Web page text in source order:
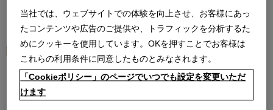
144-03 COTONE 1P（#13S042 ）-
アウトレット
コトーネ １人掛ラウンジチェア
￥649,000
144-03 COTONE 1P（#13S042 ）-
アウトレット
コトーネ １人掛ラウンジチェア
当社では、ウェブサイトでの体験を向上させ、お客様にあっ
たコンテンツや広告のご提供や、トラフィックを分析するた
めにクッキーを使用しています。OKを押すことでお客様は
これらの利用条件に同意したものとみなされます。
「Cookieポリシー」のページでいつでも設定を変更いただ
けます